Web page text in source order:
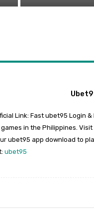
Link: Fast ubet95 Login
in the Philippines.
ubet95 app download to
ubet95